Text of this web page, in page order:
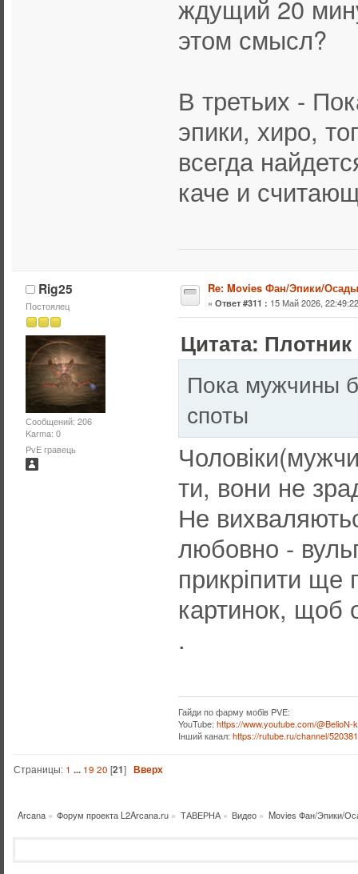
ждущий 20
этом смысл?
В третьих -
эпики, хиро,
всегда
каче и
Rig25
Постоялец
Сообщений: 206
Karma: 0
PvE гравець
Re: Movies Фан/Эпики/Осады
« Ответ #311 : 15 Май 2026,
Цитата: Плотник
Пока мужчины
споты
ти, вони не
Не
любовно -
прикріпити ще
картинок, щоб
.
Гайди по фарму мобiв PVE:
YouTube: https://www.youtube.com/@BelioN-
Iнший канал: https://rutube.ru/channel/
Страницы: 1 ... 19 20 [21]Вверх
Arcana» Форум проекта L2Arcana.ru » ТАВЕРНА» Видео » Movies Фан/Эпики/